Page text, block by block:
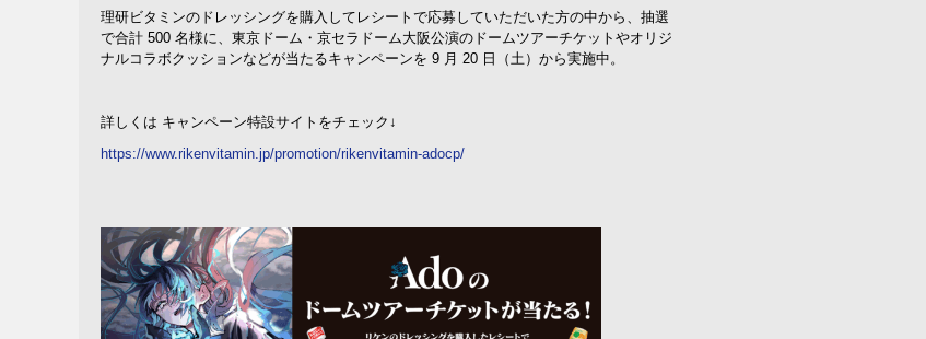
理研ビタミンの ドレッシングを購入 して レシート で応募 していただいた方の中から、 抽選
で合計 500 名様に、 東京 ドーム・ 京セラドーム大阪公演の ドームツアーチケット やオリジ
ナルコラボクッションなどが当 たるキャンペーンを 9 月 20 日（土） から実施中。
詳しくは キャンペーン特設サイト をチェック↓
https://www.rikenvitamin.jp/promotion/rikenvitamin-adocp/